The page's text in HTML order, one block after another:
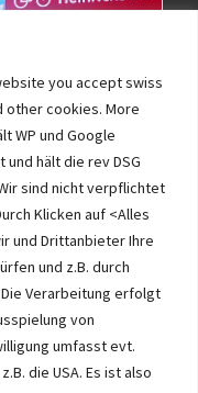
you accept swiss
other cookies. More
WP und Google
hält die rev DSG
sind nicht verpflichtet
Klicken auf <Alles
und Drittanbieter Ihre
und z.B. durch
Verarbeitung erfolgt
von
umfasst evt.
die USA. Es ist also
Solothurn.ch
Kein Immobilien
Bei uns wählen Sie,
Auch das geht!